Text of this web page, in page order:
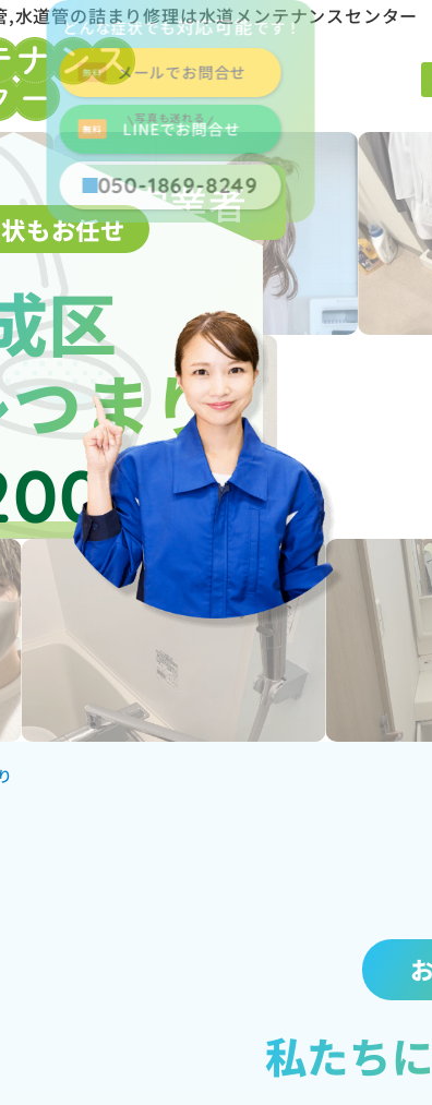
水道管の詰まり修理は水道メンテナンスセンター
局指定業者
もお任せ
区
まり
円～
私たち
どんな症状でも対応可能です！
メールでお問合せ
写真も送れる
LINEでお問合せ
050-1869-8249